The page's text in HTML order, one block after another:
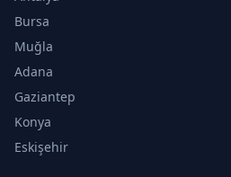
Bursa
Muğla
Adana
Gaziantep
Konya
Eskişehir